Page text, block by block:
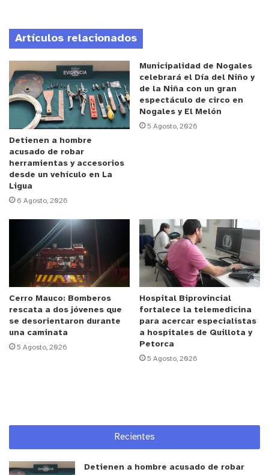
protagonismo, la exploración y la convivencia. A
través del juego se les invita a ser doctores,
enfermeras, o simplemente a involucrarse con
recursos y contextos de medicina y su rol en
sociedad”, indicó la profesional.
La educadora explicó que mediante este juego
simbólico los párvulos pudieron vincularse en lo
social, afectivo, reproducir palabras, identificarse;
y ellas como adultas pudieron observar cómo los
niños y niñas perciben la Salud.
“Fue un trabajo de una semana, las familias
hicieron los trajes, reciclaron, trabajaron en la
casa. A través de esta propuesta hubo cuentos,
juegos historias y lo más importante es que se
visualizó el goce en su máxima expresión en un
espacio en que ellos (los niños y niñas) son los
protagonistas”, puntualizó.
La directora regional de la JUNJI, Elizabeth
Alarcón Rojas valoró y destacó este tipo de
las profesionales de los jardines infantiles que
acompañan amorosamente a los niños y niñas en
sus procesos educativos exploratorios.
Artículos relacionados
Detienen a hombre
acusado de robar
herramientas y accesorios
desde un vehículo en La
Ligua
6 Agosto, 2026
Municipalidad de Nogales
celebrará el Día del Niño y
de la Niña con un gran
espectáculo de circo en
Nogales y El Melón
5 Agosto, 2026
Cerro Mauco: Bomberos
rescata a dos jóvenes que
se desorientaron durante
una caminata
5 Agosto, 2026
Hospital Biprovincial
fortalece la telemedicina
para acercar especialistas
a hospitales de Quillota y
Petorca
5 Agosto, 2026
Recientes
Detienen a hombre acusado de robar